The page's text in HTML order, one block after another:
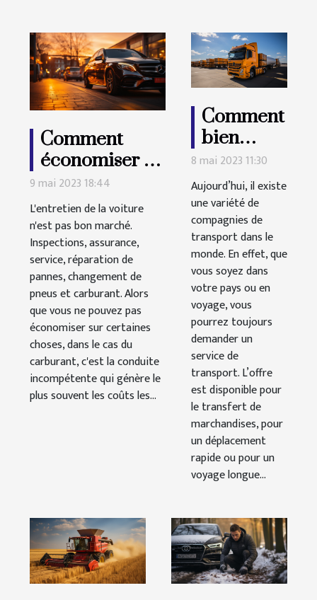
Comment
économiser du
carburant ?
Top 4 façons
de réduire la
consommation
de carburant
9 mai 2023 18:44
L'entretien de la voiture
n'est pas bon marché.
Inspections, assurance,
service, réparation de
pannes, changement de
pneus et carburant. Alors
que vous ne pouvez pas
économiser sur certaines
choses, dans le cas du
carburant, c'est la conduite
incompétente qui génère le
plus souvent les coûts les...
Comment
bien
choisir
son
service de
transport
?
8 mai 2023 11:30
Aujourd’hui, il existe
une variété de
compagnies de
transport dans le
monde. En effet, que
vous soyez dans
votre pays ou en
voyage, vous
pourrez toujours
demander un
service de
transport. L’offre
est disponible pour
le transfert de
marchandises, pour
un déplacement
rapide ou pour un
voyage longue...